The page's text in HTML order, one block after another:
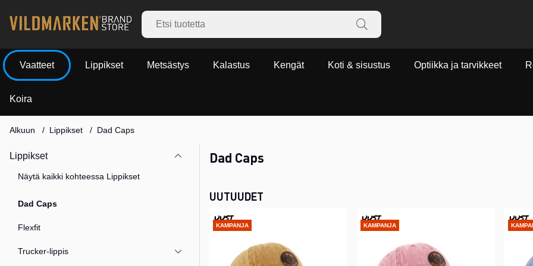
Vaatteet Lippikset Metsästys Kalastus Kengät Koti & sisustus Optiikka ja tarvikkeet
Koira
Alkuun Lippikset Dad Caps
Lippikset
Näytä kaikki kohteessa Lippikset
Dad Caps
Flexfit
Trucker-lippis
Dad Caps
UUTUUDET
UUSI
KAMPANJA
UUSI
KAMPANJA
UUSI